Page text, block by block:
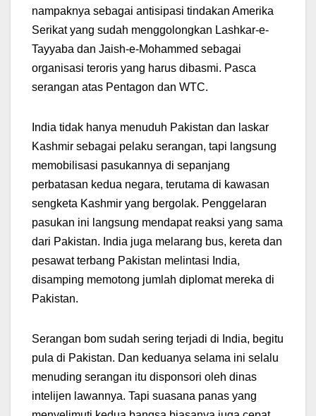
nampaknya sebagai antisipasi tindakan Amerika
Serikat yang sudah menggolongkan Lashkar-e-
Tayyaba dan Jaish-e-Mohammed sebagai
organisasi teroris yang harus dibasmi. Pasca
serangan atas Pentagon dan WTC.
India tidak hanya menuduh Pakistan dan laskar
Kashmir sebagai pelaku serangan, tapi langsung
memobilisasi pasukannya di sepanjang
perbatasan kedua negara, terutama di kawasan
sengketa Kashmir yang bergolak. Penggelaran
pasukan ini langsung mendapat reaksi yang sama
dari Pakistan. India juga melarang bus, kereta dan
pesawat terbang Pakistan melintasi India,
disamping memotong jumlah diplomat mereka di
Pakistan.
Serangan bom sudah sering terjadi di India, begitu
pula di Pakistan. Dan keduanya selama ini selalu
menuding serangan itu disponsori oleh dinas
intelijen lawannya. Tapi suasana panas yang